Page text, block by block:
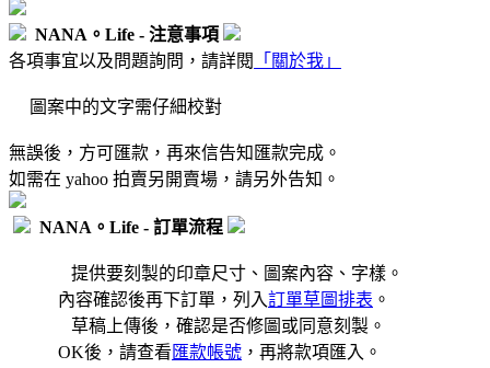
NANA。Life - 注意事項
各項事宜以及問題詢問，請詳閱
「關於我」
圖案中的文字需仔細校對
無誤後，方可匯款，再來信告知匯款完成。
如需在 yahoo 拍賣另開賣場，請另外告知。
NANA。Life - 訂單流程
提供要刻製的印章尺寸、圖案內容、字樣。
內容確認後再下訂單，列入訂單草圖排表 。
草稿上傳後，確認是否修圖或同意刻製。
OK後，請查看 匯款帳號 ，再將款項匯入。